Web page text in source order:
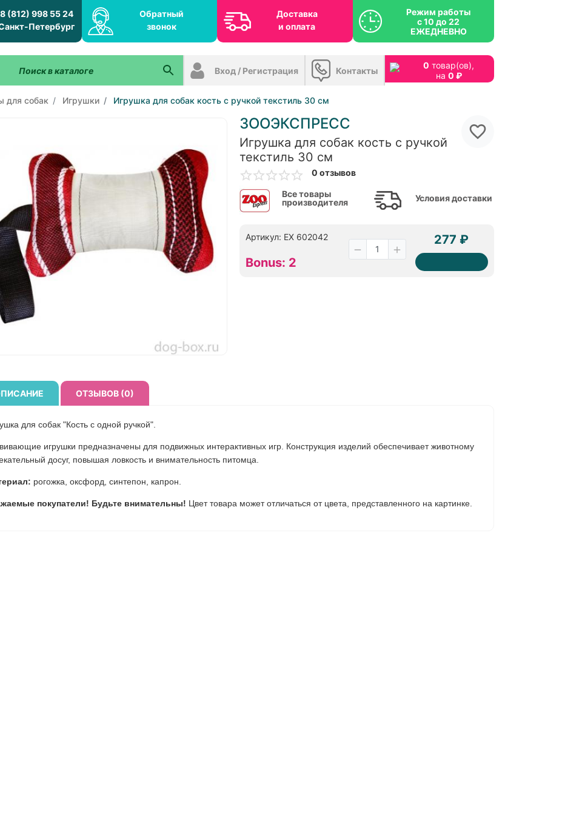
8 (812) 998 55 24
Петербург
Обратный
звонок
Доставка
и оплата
Режим работы
с 10 до 22
ЕЖЕДНЕВНО
0 товар(ов),
на 0 ₽
Вход / Регистрация Контакты
для собак Игрушки Игрушка для собак кость с ручкой текстиль 30 см
ЗООЭКСПРЕСС
Игрушка для собак кость с ручкой
текстиль 30 см
0 отзывов
Все товары
производителя
Условия доставки
Артикул: EX 602042
Bonus: 2
277 ₽
ОТЗЫВОВ (0)
для собак "Кость с одной ручкой".
игрушки предназначены для подвижных интерактивных игр. Конструкция изделий обеспечивает животному
досуг, повышая ловкость и внимательность питомца.
рогожка, оксфорд, синтепон, капрон.
покупатели! Будьте внимательны! Цвет товара может отличаться от цвета, представленного на картинке.